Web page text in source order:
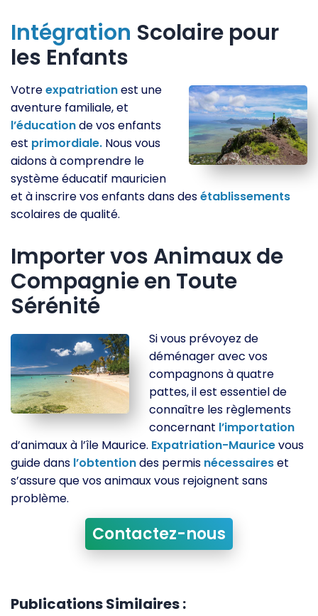
Intégration Scolaire pour
les Enfants
Votreexpatriationest une
aventure familiale, et
l’éducationde vos enfants
est primordiale. Nous vous
aidons à comprendre le
système éducatif mauricien
et à inscrire vos enfants dans desétablissements
scolaires de qualité.
Importer vos Animaux de
Compagnie en Toute
Sérénité
Si vous prévoyez de
déménager avec vos
compagnons à quatre
pattes, il est essentiel de
connaître les règlements
concernant l’importation
d’animaux à l’île Maurice. Expatriation-Mauricevous
guide dans l’obtentiondes permis nécessaireset
s’assure que vos animaux vous rejoignent sans
problème.
Contactez-nous
Publications Similaires :